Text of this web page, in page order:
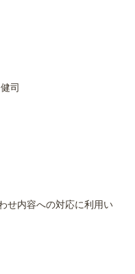
司
せ内容への対応に利用い